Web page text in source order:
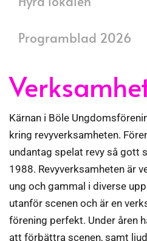
Programblad 2026
Kärnan i Böle
kring revyverksamheten.
undantag spelat revy så gott
1988. Revyverksamheten är
ung och gammal i diverse
utanför scenen och är en
förening perfekt. Under åren
att förbättra scenen, samt